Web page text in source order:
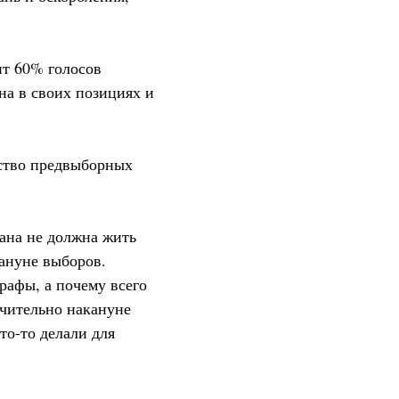
60% голосов
в своих позициях и
предвыборных
не должна жить
выборов.
а почему всего
накануне
то делали для